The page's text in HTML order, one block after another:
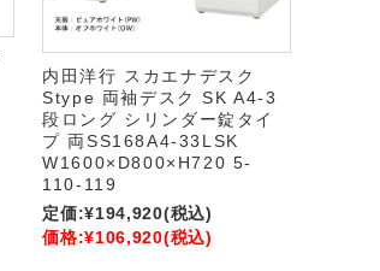
内田洋行 スカエナデスク
Stype 両袖デスク SK A4-3
段ロング シリンダー錠タイ
プ 両SS168A4-33LSK
W1600×D800×H720 5-
110-119
定価:¥194,920(税込)
価格:¥106,920(税込)